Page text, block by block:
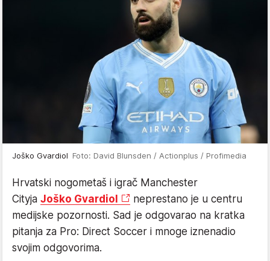
Joško Gvardiol Foto: David Blunsden / Actionplus / Profimedia
Hrvatski nogometaš i igrač Manchester
Cityja Joško Gvardiol
neprestano je u centru
medijske pozornosti. Sad je odgovarao na kratka
pitanja za Pro: Direct Soccer i mnoge iznenadio
svojim odgovorima.